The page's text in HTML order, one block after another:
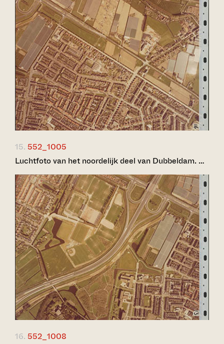
15. 552_1005
Luchtfoto van het noordelijk deel van Dubbeldam. …
16. 552_1008